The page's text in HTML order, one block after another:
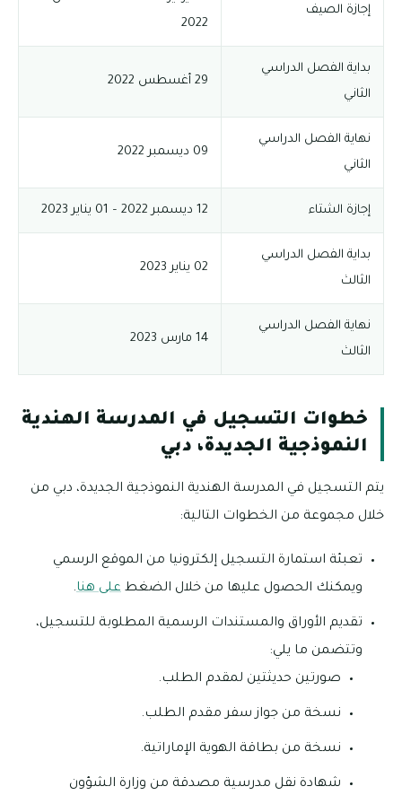
إجازة الصيف
2022
بداية الفصل الدراسي
الثاني
29 أغسطس 2022
نهاية الفصل الدراسي
الثاني
09 ديسمبر 2022
إجازة الشتاء 12 ديسمبر 2022 – 01 يناير 2023
بداية الفصل الدراسي
الثالث
02 يناير 2023
نهاية الفصل الدراسي
الثالث
14 مارس 2023
خطوات التسجيل في المدرسة الهندية
النموذجية الجديدة، دبي
يتم التسجيل في المدرسة الهندية النموذجية الجديدة، دبي من
خلال مجموعة من الخطوات التالية:
تعبئة استمارة التسجيل إلكترونيا من الموقع الرسمي
ويمكنك الحصول عليها من خلال الضغط على هنا.
تقديم الأوراق والمستندات الرسمية المطلوبة للتسجيل،
وتتضمن ما يلي:
صورتين حديثتين لمقدم الطلب.
نسخة من جواز سفر مقدم الطلب.
نسخة من بطاقة الهوية الإماراتية.
شهادة نقل مدرسية مصدقة من وزارة الشؤون